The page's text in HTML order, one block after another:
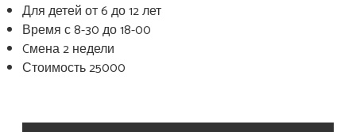
Для детей от 6 до 12 лет
Время с 8-30 до 18-00
Cмена 2 недели
Стоимость 25000